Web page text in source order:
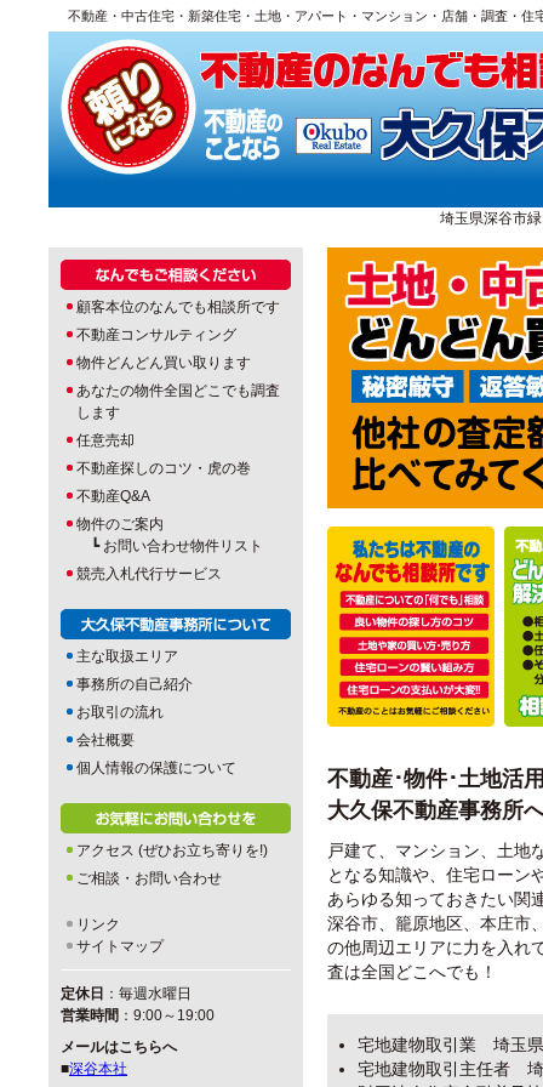
不動産・中古住宅・新築住宅・土地・アパート・マンション・店舗・調査・
埼玉県深谷市
不動産･物件･土地活
大久保不動産事務所
戸建て、マンション、土地
となる知識や、住宅ローン
あらゆる知っておきたい関
深谷市、籠原地区、本庄市
の他周辺エリアに力を入れ
査は全国どこへでも！
宅地建物取引業 埼玉
宅地建物取引主任者
顧客本位のなんでも相談所です
不動産コンサルティング
物件どんどん買い取ります
あなたの物件全国どこでも調査
します
任意売却
不動産探しのコツ・虎の巻
不動産Q&A
物件のご案内
┗ お問い合わせ物件リスト
競売入札代行サービス
主な取扱エリア
事務所の自己紹介
お取引の流れ
会社概要
個人情報の保護について
アクセス (ぜひお立ち寄りを!)
ご相談・お問い合わせ
リンク
サイトマップ
定休日 ：毎週水曜日
営業時間 ：9:00～19:00
メールはこちらへ
■深谷本社